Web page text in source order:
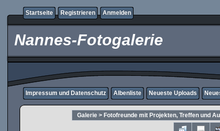
Startseite Registrieren Anmelden
Nannes-Fotogalerie
Impressum und Datenschutz Albenliste Neueste Uploads
Galerie> Fotofreunde mit Projekten, Treffen und